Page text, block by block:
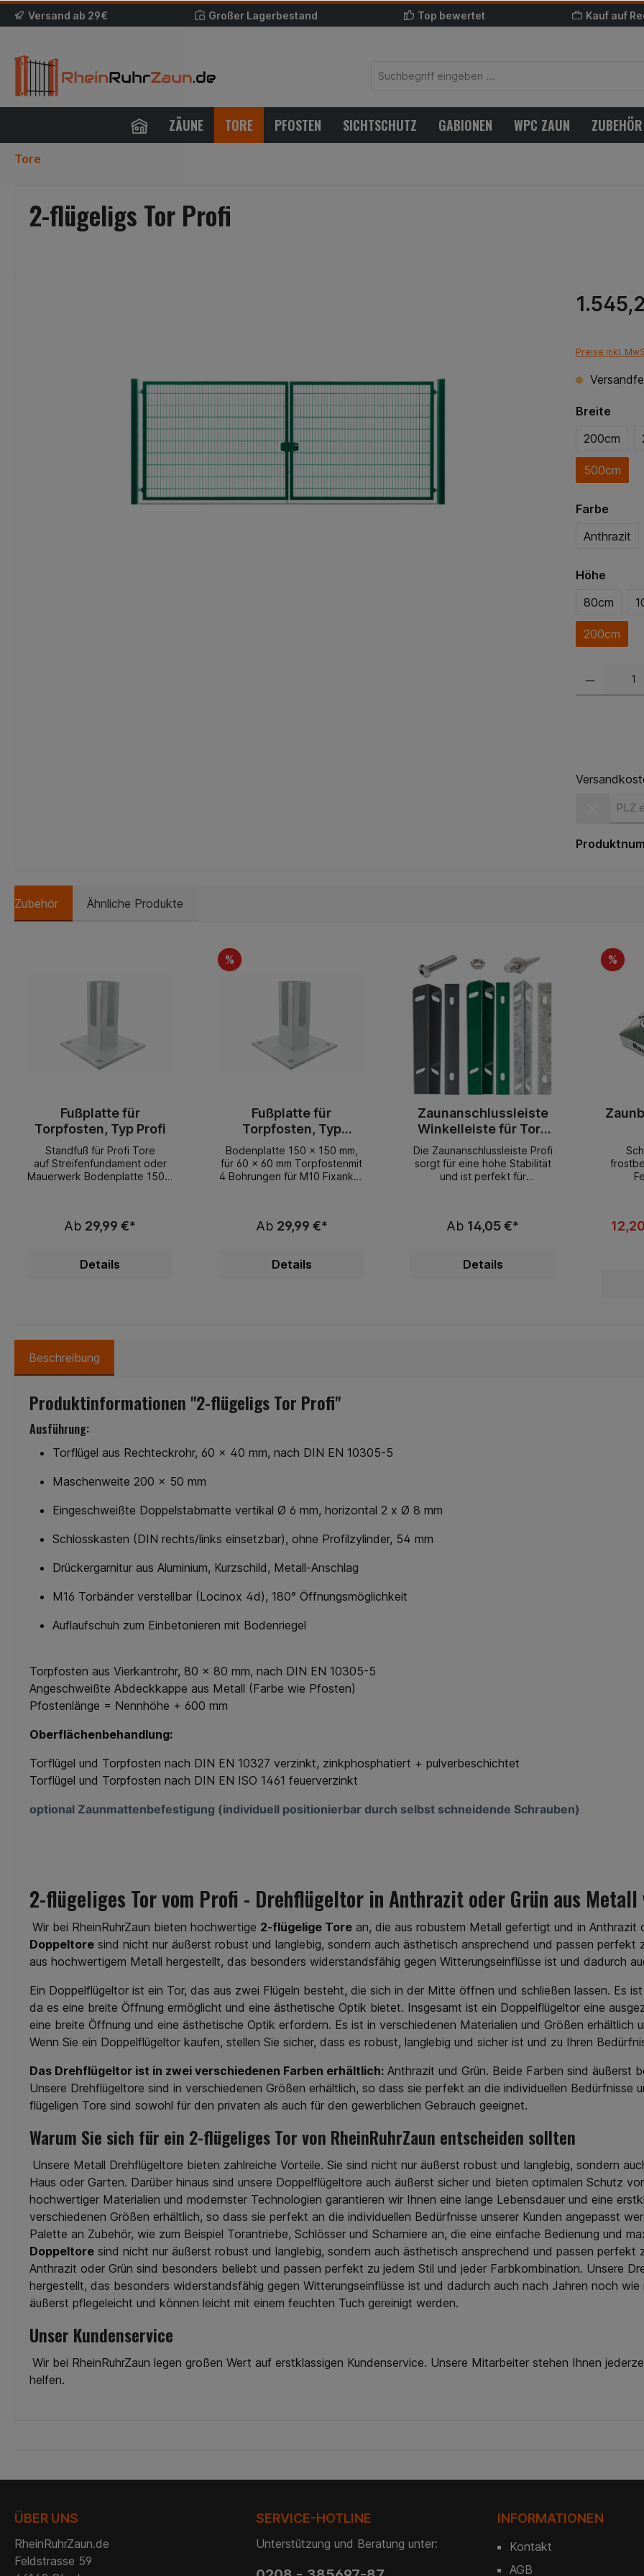
Versand ab 29€ Großer Lagerbestand Top bewertet Kauf auf
ZÄUNE TORE PFOSTEN SICHTSCHUTZ GABIONEN WPC ZAUN ZUBEHÖR
Tore
2-flügeligs Tor Profi
Preise inkl.
Breite
200cm
500cm
Farbe
Anthrazit
Höhe
80cm
200cm
Zubehör Ähnliche Produkte
Fußplatte für
Torpfosten, Typ Profi
Standfuß für Profi Tore
auf Streifenfundament oder
Mauerwerk Bodenplatte 150 x
Ab 29,99 €*
Details
%
Fußplatte für
Torpfosten, Typ
Premium
Bodenplatte 150 x 150 mm,
für 60 x 60 mm Torpfostenmit
4 Bohrungen für M10 Fixanker
Ab 29,99 €*
Details
Zaunanschlussleiste
Winkelleiste für Tore
Typ Profi
Die Zaunanschlussleiste Profi
sorgt für eine hohe Stabilität
und ist perfekt für
erhältlich.Technische
Menge an Bohrschrauben &
Ab 14,05 €*
Details
%
Stunde
Beschreibung
Produktinformationen "2-flügeligs Tor Profi"
Ausführung:
Torflügel aus Rechteckrohr, 60 x 40 mm, nach DIN EN 10305-5
Maschenweite 200 x 50 mm
Eingeschweißte Doppelstabmatte vertikal Ø 6 mm, horizontal 2 x Ø 8 mm
Schlosskasten (DIN rechts/links einsetzbar), ohne Profilzylinder, 54 mm
Drückergarnitur aus Aluminium, Kurzschild, Metall-Anschlag
M16 Torbänder verstellbar (Locinox 4d), 180° Öffnungsmöglichkeit
Auflaufschuh zum Einbetonieren mit Bodenriegel
Torpfosten aus Vierkantrohr, 80 x 80 mm, nach DIN EN 10305-5
Angeschweißte Abdeckkappe aus Metall (Farbe wie Pfosten)
Pfostenlänge = Nennhöhe + 600 mm
Oberflächenbehandlung:
Torflügel und Torpfosten nach DIN EN 10327 verzinkt, zinkphosphatiert + pulverbeschichtet
Torflügel und Torpfosten nach DIN EN ISO 1461 feuerverzinkt
optional Zaunmattenbefestigung (individuell positionierbar durch selbst schneidende Schrauben)
2-flügeliges Tor vom Profi - Drehflügeltor in Anthrazit oder Grün aus Metall
Wir bei RheinRuhrZaun bieten hochwertige 2-flügelige Tore an, die aus robustem Metall gefertigt und in Anthrazit
Doppeltore sind nicht nur äußerst robust und langlebig, sondern auch ästhetisch ansprechend und passen
aus hochwertigem Metall hergestellt, das besonders widerstandsfähig gegen Witterungseinflüsse ist und dadurch
Ein Doppelflügeltor ist ein Tor, das aus zwei Flügeln besteht, die sich in der Mitte öffnen und schließen lassen. Es
da es eine breite Öffnung ermöglicht und eine ästhetische Optik bietet. Insgesamt ist ein Doppelflügeltor eine
eine breite Öffnung und eine ästhetische Optik erfordern. Es ist in verschiedenen Materialien und Größen erhältlich
Wenn Sie ein Doppelflügeltor kaufen, stellen Sie sicher, dass es robust, langlebig und sicher ist und zu Ihren
Das Drehflügeltor ist in zwei verschiedenen Farben erhältlich: Anthrazit und Grün. Beide Farben sind äußerst
Unsere Drehflügeltore sind in verschiedenen Größen erhältlich, so dass sie perfekt an die individuellen Bedürfnisse
flügeligen Tore sind sowohl für den privaten als auch für den gewerblichen Gebrauch geeignet.
Warum Sie sich für ein 2-flügeliges Tor von RheinRuhrZaun entscheiden sollten
Unsere Metall Drehflügeltore bieten zahlreiche Vorteile. Sie sind nicht nur äußerst robust und langlebig, sondern
Haus oder Garten. Darüber hinaus sind unsere Doppelflügeltore auch äußerst sicher und bieten optimalen Schutz
hochwertiger Materialien und modernster Technologien garantieren wir Ihnen eine lange Lebensdauer und eine
verschiedenen Größen erhältlich, so dass sie perfekt an die individuellen Bedürfnisse unserer Kunden angepasst
Palette an Zubehör, wie zum Beispiel Torantriebe, Schlösser und Scharniere an, die eine einfache Bedienung und
Doppeltore sind nicht nur äußerst robust und langlebig, sondern auch ästhetisch ansprechend und passen perfekt
Anthrazit oder Grün sind besonders beliebt und passen perfekt zu jedem Stil und jeder Farbkombination. Unsere
hergestellt, das besonders widerstandsfähig gegen Witterungseinflüsse ist und dadurch auch nach Jahren noch
äußerst pflegeleicht und können leicht mit einem feuchten Tuch gereinigt werden.
Unser Kundenservice
Wir bei RheinRuhrZaun legen großen Wert auf erstklassigen Kundenservice. Unsere Mitarbeiter stehen Ihnen
helfen.
ÜBER UNS
RheinRuhrZaun.de
Feldstrasse 59
INFORMATIONEN
Kontakt
AGB
SERVICE-HOTLINE
Unterstützung und Beratung unter: